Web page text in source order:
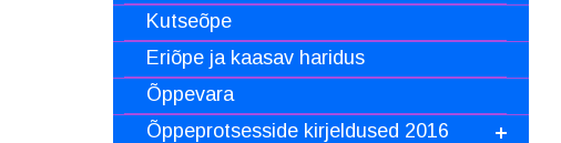
Kutseõpe
Eriõpe ja kaasav haridus
Õppevara
Õppeprotsesside kirjeldused 2016